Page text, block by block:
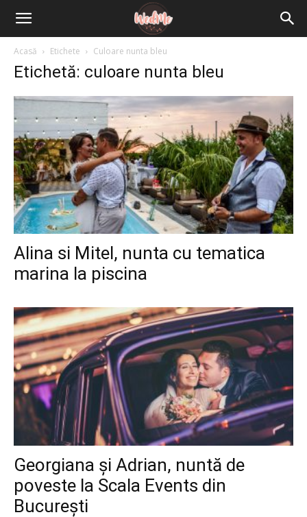
Acasă Etichete Culoare nunta bleu
Etichetă: culoare nunta bleu
Alina si Mitel, nunta cu tematica
marina la piscina
Georgiana și Adrian, nuntă de
poveste la Scala Events din
București